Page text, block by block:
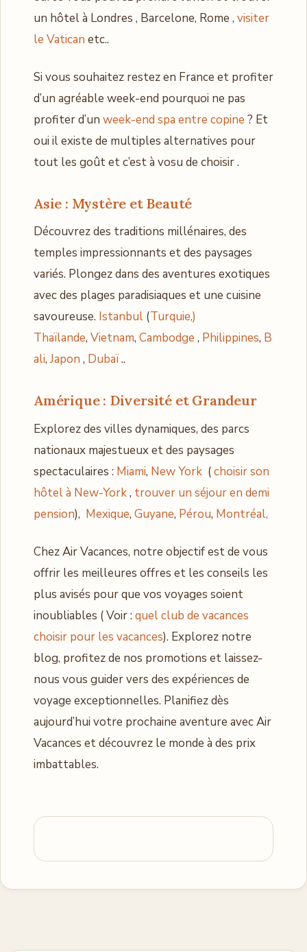
un hôtel à Londres , Barcelone, Rome , visiter
le Vatican etc..
Si vous souhaitez restez en France et profiter
d’un agréable week-end pourquoi ne pas
profiter d’un week-end spa entre copine ? Et
oui il existe de multiples alternatives pour
tout les goût et c’est à vosu de choisir .
Asie : Mystère et Beauté
Découvrez des traditions millénaires, des
temples impressionnants et des paysages
variés. Plongez dans des aventures exotiques
avec des plages paradisiaques et une cuisine
savoureuse. Istanbul (Turquie,)
Thaïlande, Vietnam, Cambodge , Philippines, B
ali, Japon , Dubaï..
Amérique : Diversité et Grandeur
Explorez des villes dynamiques, des parcs
nationaux majestueux et des paysages
spectaculaires : Miami, New York (choisir son
hôtel à New-York, trouver un séjour en demi
pension), Mexique, Guyane, Pérou, Montréal,
Chez Air Vacances, notre objectif est de vous
offrir les meilleures offres et les conseils les
plus avisés pour que vos voyages soient
inoubliables ( Voir :quel club de vacances
choisir pour les vacances). Explorez notre
blog, profitez de nos promotions et laissez-
nous vous guider vers des expériences de
voyage exceptionnelles. Planifiez dès
aujourd’hui votre prochaine aventure avec Air
Vacances et découvrez le monde à des prix
imbattables.